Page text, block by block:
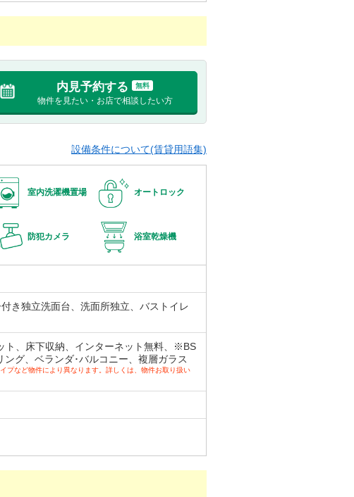
内見予約する 無料
物件を見たい・お店で相談したい方
設備条件について(賃貸用語集)
室内洗濯機置場 オートロック
防犯カメラ 浴室乾燥機
き独立洗面台、洗面所独立、バストイレ
ト、床下収納、インターネット無料、※BS
グ、ベランダ･バルコニー、複層ガラス
など物件により異なります。詳しくは、物件お取り扱い